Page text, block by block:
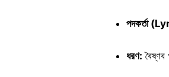
পদকর্তা
ধরণ: